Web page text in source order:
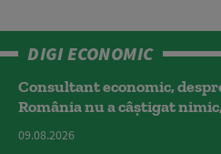
DIGI ECONOMIC
Consultant economic,
România nu a câştigat
09.08.2026